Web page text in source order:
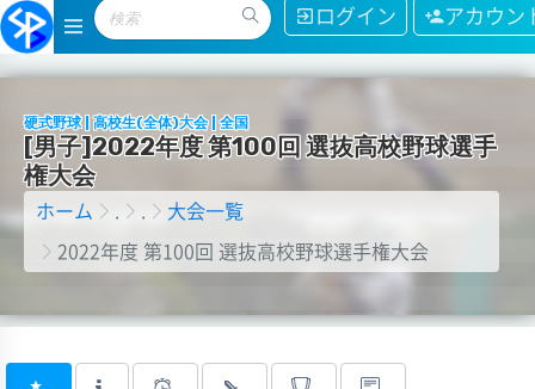
ログイン アカウン
硬式野球 | 高校生(全体)大会 | 全国
[男子] 2022年度第100回 選抜高校野球選手
権大会
ホーム 大会一覧
2022年度 第100回 選抜高校野球選手権大会